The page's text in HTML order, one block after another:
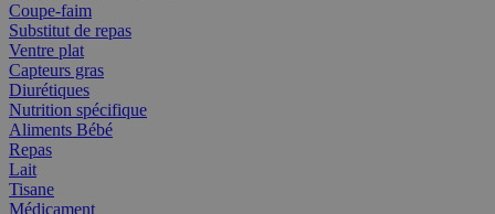
Coupe-faim
Substitut de repas
Ventre plat
Capteurs gras
Diurétiques
Nutrition spécifique
Aliments Bébé
Repas
Lait
Tisane
Médicament